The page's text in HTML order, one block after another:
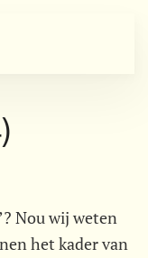
Nou wij weten
het kader van